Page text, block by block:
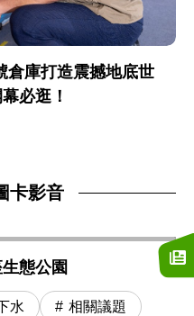
倉庫打造震撼地底世
必逛！
卡影音
態公園
水 相關議題